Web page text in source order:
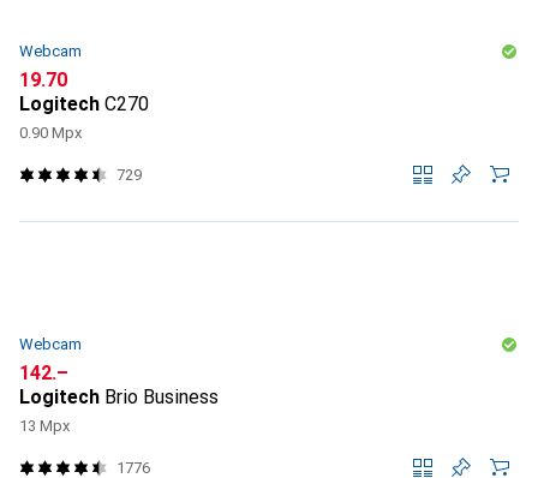
Webcam
CHF
19.70
Logitech C270
0.90 Mpx
729
Webcam
CHF
142.–
Logitech Brio Business
13 Mpx
1776